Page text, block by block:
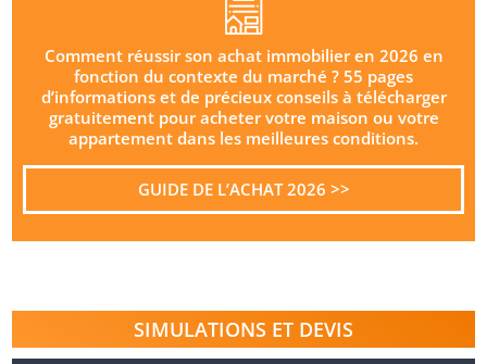
Comment réussir son achat immobilier en 2026 en
fonction du contexte du marché ? 55 pages
d’informations et de précieux conseils à télécharger
gratuitement pour acheter votre maison ou votre
appartement dans les meilleures conditions.
GUIDE DE L’ACHAT 2026 >>
SIMULATIONS ET DEVIS